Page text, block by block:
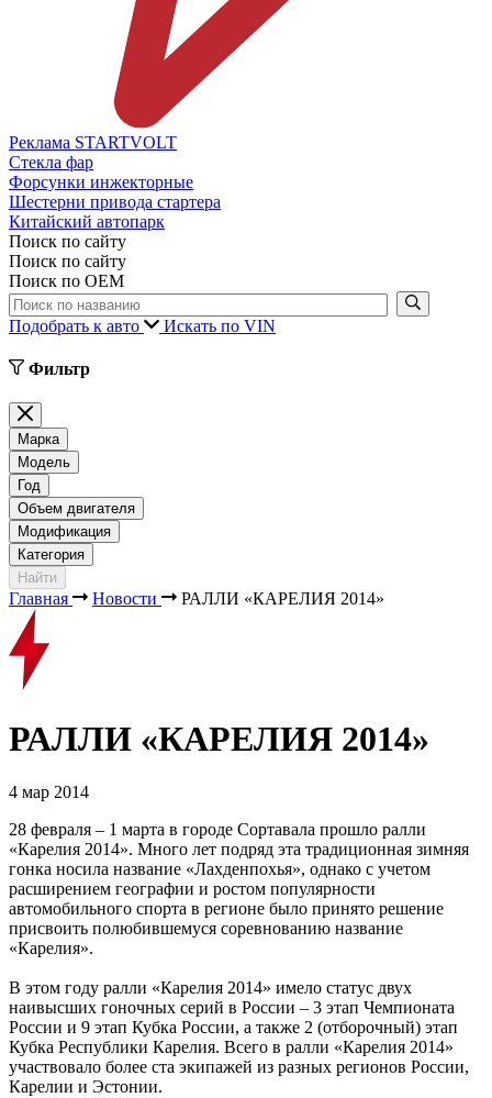
Реклама STARTVOLT
Стекла фар
Форсунки инжекторные
Шестерни привода стартера
Китайский автопарк
Поиск по сайту
Поиск по сайту
Поиск по ОЕМ
Подобрать к авто Искать по VIN
Фильтр
Марка
Модель
Год
Объем двигателя
Модификация
Категория
Найти
Главная Новости РАЛЛИ «КАРЕЛИЯ 2014»
РАЛЛИ «КАРЕЛИЯ 2014»
4 мар 2014
28 февраля – 1 марта в городе Сортавала прошло ралли
«Карелия 2014». Много лет подряд эта традиционная зимняя
гонка носила название «Лахденпохья», однако с учетом
расширением географии и ростом популярности
автомобильного спорта в регионе было принято решение
присвоить полюбившемуся соревнованию название
«Карелия».
В этом году ралли «Карелия 2014» имело статус двух
наивысших гоночных серий в России – 3 этап Чемпионата
России и 9 этап Кубка России, а также 2 (отборочный) этап
Кубка Республики Карелия. Всего в ралли «Карелия 2014»
участвовало более ста экипажей из разных регионов России,
Карелии и Эстонии.